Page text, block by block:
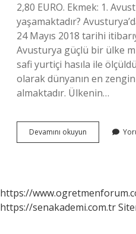
2,80 EURO. Ekmek: 1.
yaşamaktadır?
24 Mayıs 2018 tarihi
Avusturya güçlü bir ülke
safi yurtiçi hasıla ile
olarak dünyanın en
almaktadır. Ülkenin…
Devamını okuyun Avusturya
Hayat
https://
https://senakademi.com.tr